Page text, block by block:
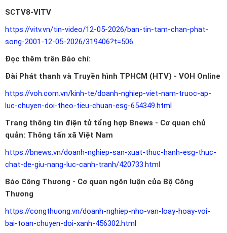
SCTV8-VITV
https://vitv.vn/tin-video/12-05-2026/ban-tin-tam-chan-phat-
song-2001-12-05-2026/319406?t=506
Đọc thêm trên Báo chí:
Đài Phát thanh và Truyền hình TPHCM (HTV) - VOH Online
https://voh.com.vn/kinh-te/doanh-nghiep-viet-nam-truoc-ap-
luc-chuyen-doi-theo-tieu-chuan-esg-654349.html
Trang thông tin điện tử tổng hợp Bnews - Cơ quan chủ
quản: Thông tấn xã Việt Nam
https://bnews.vn/doanh-nghiep-san-xuat-thuc-hanh-esg-thuc-
chat-de-giu-nang-luc-canh-tranh/420733.html
Báo Công Thương - Cơ quan ngôn luận của Bộ Công
Thương
https://congthuong.vn/doanh-nghiep-nho-van-loay-hoay-voi-
bai-toan-chuyen-doi-xanh-456302.html